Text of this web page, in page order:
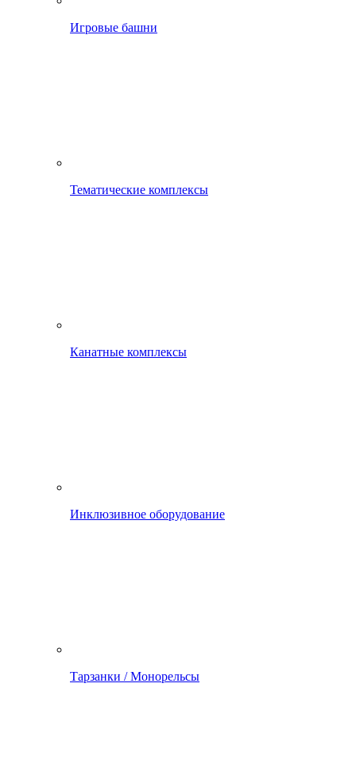
Игровые башни
Тематические комплексы
Канатные комплексы
Инклюзивное оборудование
Тарзанки / Монорельсы